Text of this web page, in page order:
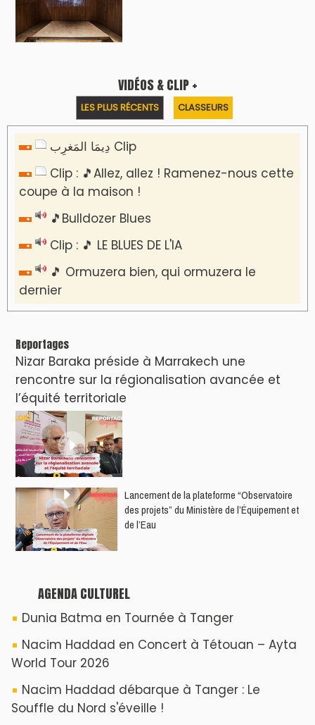
VIDÉOS & CLIP +
LES PLUS RÉCENTS CLASSEURS
دِيمَا المَغرِب Clip
Clip : 🎵Allez, allez ! Ramenez-nous cette
coupe à la maison !
🎵Bulldozer Blues
Clip : 🎵 LE BLUES DE L'IA
🎵 Ormuzera bien, qui ormuzera le
dernier
Reportages
Nizar Baraka préside à Marrakech une
rencontre sur la régionalisation avancée et
l’équité territoriale
​Lancement de la plateforme “Observatoire
des projets” du Ministère de l’Équipement et
de l’Eau
AGENDA CULTUREL
Dunia Batma en Tournée à Tanger
Nacim Haddad en Concert à Tétouan – Ayta
World Tour 2026
Nacim Haddad débarque à Tanger : Le
Souffle du Nord s'éveille !